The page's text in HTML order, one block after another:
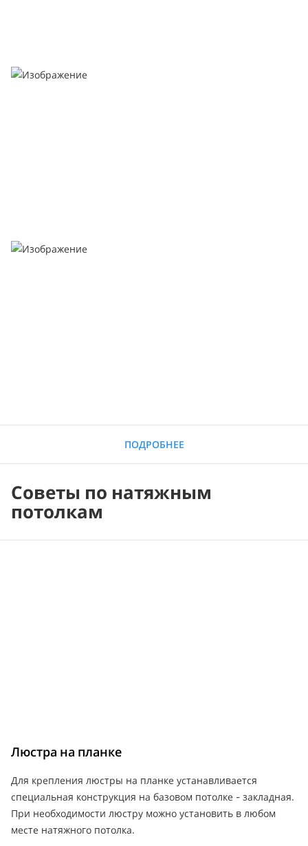
ПОДРОБНЕЕ
Советы по натяжным
потолкам
Люстра на планке
Для крепления люстры на планке устанавливается
специальная конструкция на базовом потолке - закладная.
При необходимости люстру можно установить в любом
месте натяжного потолка.